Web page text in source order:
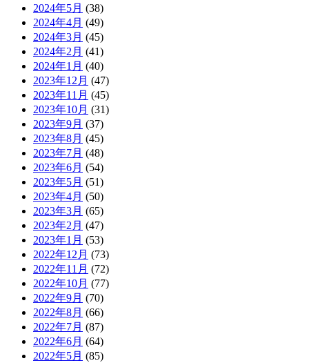
2024年5月 (38)
2024年4月 (49)
2024年3月 (45)
2024年2月 (41)
2024年1月 (40)
2023年12月 (47)
2023年11月 (45)
2023年10月 (31)
2023年9月 (37)
2023年8月 (45)
2023年7月 (48)
2023年6月 (54)
2023年5月 (51)
2023年4月 (50)
2023年3月 (65)
2023年2月 (47)
2023年1月 (53)
2022年12月 (73)
2022年11月 (72)
2022年10月 (77)
2022年9月 (70)
2022年8月 (66)
2022年7月 (87)
2022年6月 (64)
2022年5月 (85)